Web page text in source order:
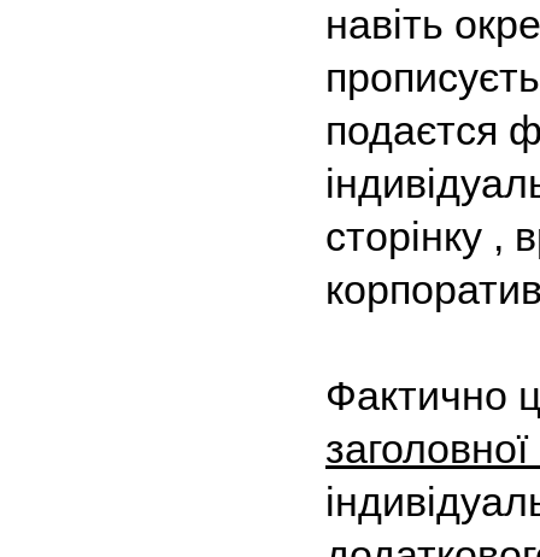
навіть
подаєтся
сторінку ,
Фактично